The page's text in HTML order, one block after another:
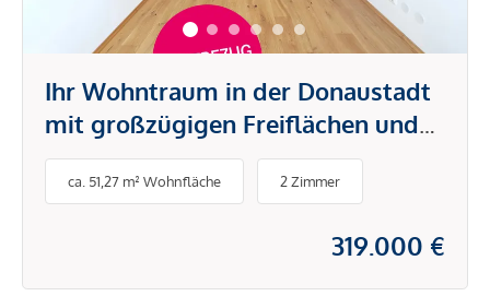
Ihr Wohntraum in der Donaustadt
mit großzügigen Freiflächen und
intelligenten Grundrissen
ca. 51,27 m² Wohnfläche 2 Zimmer
319.000 €